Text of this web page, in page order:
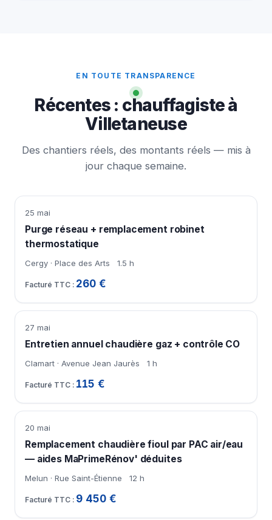
EN TOUTE TRANSPARENCE
Récentes : chauffagiste à
Villetaneuse
Des chantiers réels, des montants réels — mis à
jour chaque semaine.
25 mai
Purge réseau + remplacement robinet
thermostatique
Cergy · Place des Arts 1.5 h
260 €
27 mai
Entretien annuel chaudière gaz + contrôle CO
Clamart · Avenue Jean Jaurès 1 h
115 €
20 mai
Remplacement chaudière fioul par PAC air/eau
— aides MaPrimeRénov' déduites
Melun · Rue Saint-Étienne 12 h
9 450 €